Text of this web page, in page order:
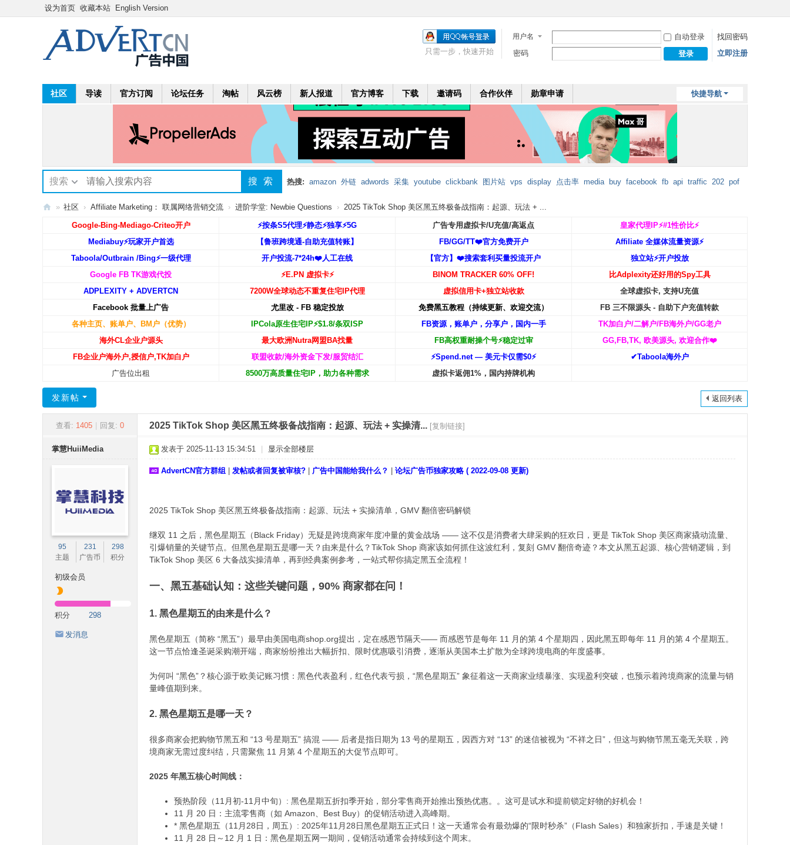
设为首页 收藏本站 English Version
用户名 自动登录
找回密码
密码
登录 立即注册
只需一步，快速开始
快捷导航
社区 导读 官方订阅 论坛任务 淘帖 风云榜 新人报道 官方博客 下载 邀请码 合作伙伴 勋章申请
搜索 搜索 热搜: amazon 外链 adwords 采集 youtube clickbank 图片站 vps display 点击率 media buy facebook fb api traffic 202 pof
mobi 二个月 leadbolt 代理
» 社区 › Affiliate Marketing： 联属网络营销交流 › 进阶学堂: Newbie Questions › 2025 TikTok Shop 美区黑五终极备战指南：起源、玩法 + ...
Google-Bing-Mediago-Criteo开户 ⚡️按条S5代理⚡️静态⚡️独享⚡️5G 广告专用虚拟卡/U充值/高返点
皇家代理IP⚡️#1性价比⚡️
Mediabuy⚡️玩家开户首选
【鲁班跨境通-自助充值转账】 FB/GG/TT❤️官方免费开户
Affiliate 全媒体流量资源⚡️
Taboola/Outbrain /Bing⚡️一级代理
开户投流-7*24h❤️人工在线 【官方】❤️搜索套利买量投流开户
独立站⚡️开户投放
Google FB TK游戏代投
⚡️E.PN 虚拟卡⚡️ BINOM TRACKER 60% OFF!
比Adplexity还好用的Spy工具
ADPLEXITY + ADVERTCN
7200W全球动态不重复住宅IP代理 虚拟信用卡+独立站收款
全球虚拟卡, 支持U充值
Facebook 批量上广告
尤里改 - FB 稳定投放 免费黑五教程（持续更新、欢迎交流）
FB 三不限源头 - 自助下户充值转款
各种主页、账单户、BM户（优势）
IPCola原生住宅IP⚡️$1.8/条双ISP FB资源，账单户，分享户，国内一手
TK加白户/二解户/FB海外户/GG老户
海外CL企业户源头
最大欧洲Nutra网盟BA找量 FB高权重耐操个号⚡️稳定过审 GG,FB,TK, 欧美源头, 欢迎合作❤️
FB企业户海外户,授信户,TK加白户
联盟收款/海外资金下发/服贸结汇 ⚡️Spend.net — 美元卡仅需$0⚡️
✔Taboola海外户
广告位出租
8500万高质量住宅IP，助力各种需求 虚拟卡返佣1%，国内持牌机构
返回列表
发新帖
查看: 1405 回复: 0 2025 TikTok Shop 美区黑五终极备战指南：起源、玩法 + 实操清... [复制链接]
掌慧HuiiMedia
95
主题
231
广告币
298
积分
初级会员
积分 298
发消息
发表于 2025-11-13 15:34:51 显示全部楼层
AdvertCN官方群组 发帖或者回复被审核? 广告中国能给我什么？ 论坛广告币独家攻略 ( 2022-09-08 更新)
2025 TikTok Shop 美区黑五终极备战指南：起源、玩法 + 实操清单，GMV 翻倍密码解锁​
继双 11 之后，黑色星期五（Black Friday）无疑是跨境商家年度冲量的黄金战场 —— 这不仅是消费者大肆采购的狂欢日，更是 TikTok Shop 美区商家撬动流量、
引爆销量的关键节点。但黑色星期五是哪一天？由来是什么？TikTok Shop 商家该如何抓住这波红利，复刻 GMV 翻倍奇迹？本文从黑五起源、核心营销逻辑，到
TikTok Shop 美区 6 大备战实操清单，再到经典案例参考，一站式帮你搞定黑五全流程！​
一、黑五基础认知：这些关键问题，90% 商家都在问！​
1. 黑色星期五的由来是什么？​
黑色星期五（简称 “黑五”）最早由美国电商shop.org提出，定在感恩节隔天—— 而感恩节是每年 11 月的第 4 个星期四，因此黑五即每年 11 月的第 4 个星期五。
这一节点恰逢圣诞采购潮开端，商家纷纷推出大幅折扣、限时优惠吸引消费，逐渐从美国本土扩散为全球跨境电商的年度盛事。​
为何叫 “黑色”？核心源于欧美记账习惯：黑色代表盈利，红色代表亏损，“黑色星期五” 象征着这一天商家业绩暴涨、实现盈利突破，也预示着跨境商家的流量与销
量峰值期到来。​
2. 黑色星期五是哪一天？
很多商家会把购物节黑五和 “13 号星期五” 搞混 —— 后者是指日期为 13 号的星期五，因西方对 “13” 的迷信被视为 “不祥之日”，但这与购物节黑五毫无关联，跨
境商家无需过度纠结，只需聚焦 11 月第 4 个星期五的大促节点即可。​
2025 年黑五核心时间线：​
预热阶段（11月初-11月中旬）: 黑色星期五折扣季开始，部分零售商开始推出预热优惠。。这可是试水和提前锁定好物的好机会！
11 月 20 日：主流零售商（如 Amazon、Best Buy）的促销活动进入高峰期。
* 黑色星期五（11月28日，周五）: 2025年11月28日黑色星期五正式日！这一天通常会有最劲爆的“限时秒杀”（Flash Sales）和独家折扣，手速是关键！
11 月 28 日～12 月 1 日：黑色星期五网一期间，促销活动通常会持续到这个周末。